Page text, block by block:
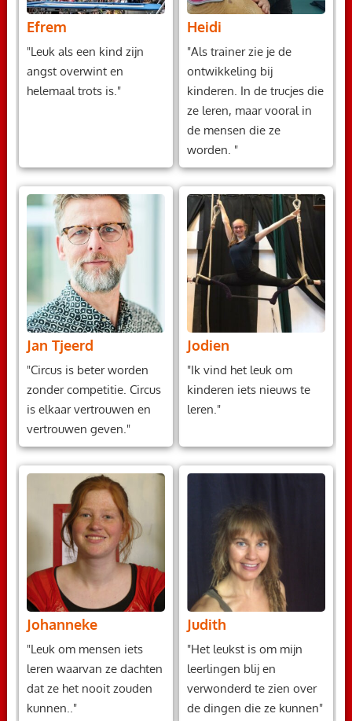
Efrem
"Leuk als een kind zijn
angst overwint en
helemaal trots is."
Heidi
"Als trainer zie je de
ontwikkeling bij
kinderen. In de trucjes die
ze leren, maar vooral in
de mensen die ze
worden. "
Jan Tjeerd
"Circus is beter worden
zonder competitie. Circus
is elkaar vertrouwen en
vertrouwen geven."
Jodien
"Ik vind het leuk om
kinderen iets nieuws te
leren."
Johanneke
"Leuk om mensen iets
leren waarvan ze dachten
dat ze het nooit zouden
kunnen.."
Judith
"Het leukst is om mijn
leerlingen blij en
verwonderd te zien over
de dingen die ze kunnen"